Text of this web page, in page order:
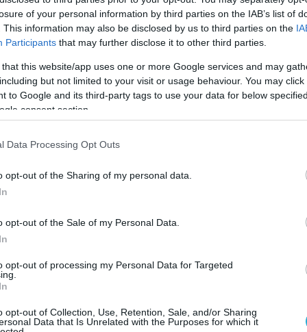
of your personal information by third parties on the IAB’s list of
This information may also be disclosed by us to third parties on the
Participants that may further disclose it to other third parties.
that this website/app uses one or more Google services and may
but not limited to your visit or usage behaviour. You may
to Google and its third-party tags to use your data for below
consent section.
Data Processing Opt Outs
opt-out of the Sharing of my personal data.
opt-out of the Sale of my Personal Data.
opt-out of processing my Personal Data for Targeted
opt-out of Collection, Use, Retention, Sale, and/or Sharing
Data that Is Unrelated with the Purposes for which it
μάλλον η απάντηση είναι απλή:
κανένα πρόβλημα να πουλήσουν και στον
πάρουν λεφτά.
της ελληνικής κυβέρνησης: Όταν
γαλλικά συστήματα με το σκεπτικό ότι
ρήτρα που να λέει πως για
για να ξέρει αν διατρέχει κίνδυνο ή